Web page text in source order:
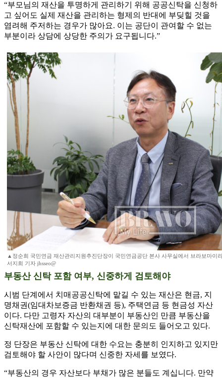
“부모님의 재산을 투명하게 관리하기 위해 공공신탁을 신청하
고 싶어도 실제 재산을 관리하는 형제의 반대에 부딪힐 것을
염려해 주저하는 경우가 많아요. 이는 공단이 관여할 수 없는
부분이라 상담에 상당한 주의가 요구됩니다.”
▲정순희 국민연금 재산관리지원추진단장이 국민연금공단 본사 사무실에서 브라보마이
서지희 기자 jhsseo@
부동산 신탁 포함 여부, 신중하게 검토해야
시범 단계에서 치매공공신탁에 맡길 수 있는 재산은 현금, 지
명채권(임대차보증금 반환채권 등), 주택연금 등 현금성 자산
이다. 다만 고령자 자산의 대부분이 부동산인 만큼 부동산을
신탁재산에 포함할 수 있는지에 대한 문의도 들어오고 있다.
정 단장은 부동산 신탁에 대한 수요는 충분히 인지하고 있지만
검토해야 할 사안이 많다며 신중한 자세를 보였다.
“부동산의 경우 자산보다 부채가 많은 분들도 계십니다. 만약